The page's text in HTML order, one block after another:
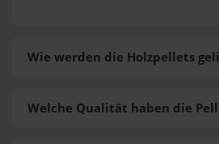
Wie werden die Holzpellets
Welche Qualität haben die